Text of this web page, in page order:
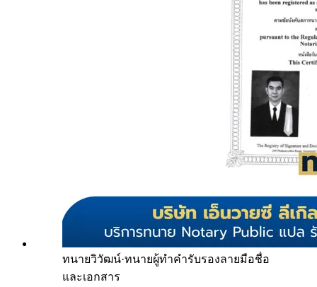
ทนายวิวัฒน์·ทนายผู้ทำคำรับรองลายมือชื่อ
และเอกสาร